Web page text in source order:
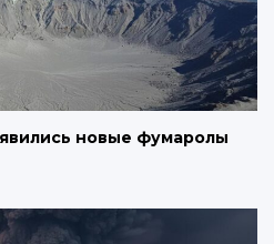
новые фумаролы